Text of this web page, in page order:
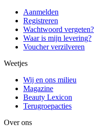
Aanmelden
Registreren
Wachtwoord vergeten?
Waar is mijn levering?
Voucher verzilveren
Weetjes
Wij en ons milieu
Magazine
Beauty Lexicon
Terugroepacties
Over ons